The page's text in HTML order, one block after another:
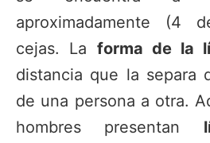
aproximadamente (4
cejas. La forma de la
distancia que la separa
de una persona a otra.
hombres presentan